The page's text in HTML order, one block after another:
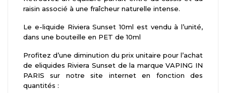
raisin associé à une fraîcheur naturelle intense.
Le e-liquide Riviera Sunset 10ml est vendu à l’unité,
dans une bouteille en PET de 10ml
Profitez d’une diminution du prix unitaire pour l’achat
de eliquides Riviera Sunset de la marque VAPING IN
PARIS sur notre site internet en fonction des
quantités :